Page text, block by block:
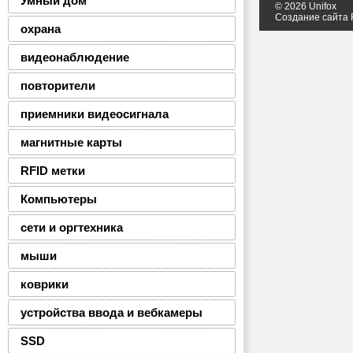
охрана
видеонаблюдение
повторители
приемники видеосигнала
магнитные карты
RFID метки
Компьютеры
сети и оргтехника
мыши
коврики
устройства ввода и вебкамеры
SSD
© 2026 Unifox
Создание сайта